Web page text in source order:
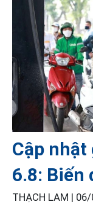
Cập nhật
6.8: Biến
THẠCH LAM | 06/